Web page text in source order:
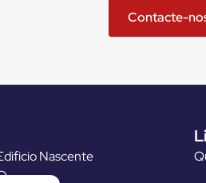
Contacte-
Nascente